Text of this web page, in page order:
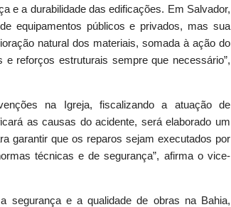
e a durabilidade das edificações. Em Salvador,
equipamentos públicos e privados, mas sua
natural dos materiais, somada à ação do
reforços estruturais sempre que necessário”,
na Igreja, fiscalizando a atuação de
as causas do acidente, será elaborado um
garantir que os reparos sejam executados por
técnicas e de segurança”, afirma o vice-
segurança e a qualidade de obras na Bahia,